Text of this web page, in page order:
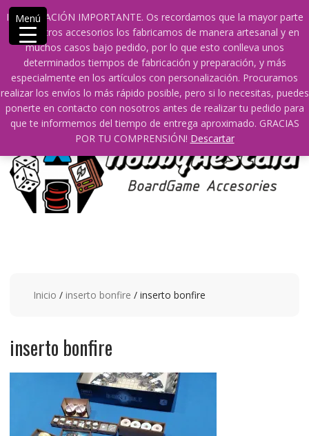
INFORMACIÓN IMPORTANTE. Os recordamos que la mayor parte
de nuestros accesorios los fabricamos de manera artesanal y en
muchos casos bajo pedido, por lo que esto conlleva unos
determinados tiempos de fabricación y preparación, y más
especialmente en los artículos con personalización. Procuramos
realizar los envíos lo más rápido posible, pero si lo necesitas, puedes
ponerte en contacto con nosotros antes de realizar tu pedido para
que te informemos del tiempo de entrega aproximado. GRACIAS
POR TU COMPRENSIÓN! Descartar
Saltar
contenido
609241475 SOLO DE 10:00 a 14:00
info@hobbyaescala.com
San Fernando de Henares
10:00 - 14:00
Mi cuenta
0 0
Inicio / inserto bonfire / inserto bonfire
inserto bonfire
Menú